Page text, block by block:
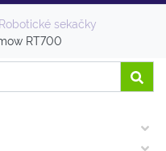
Robotické sekačky
RT700